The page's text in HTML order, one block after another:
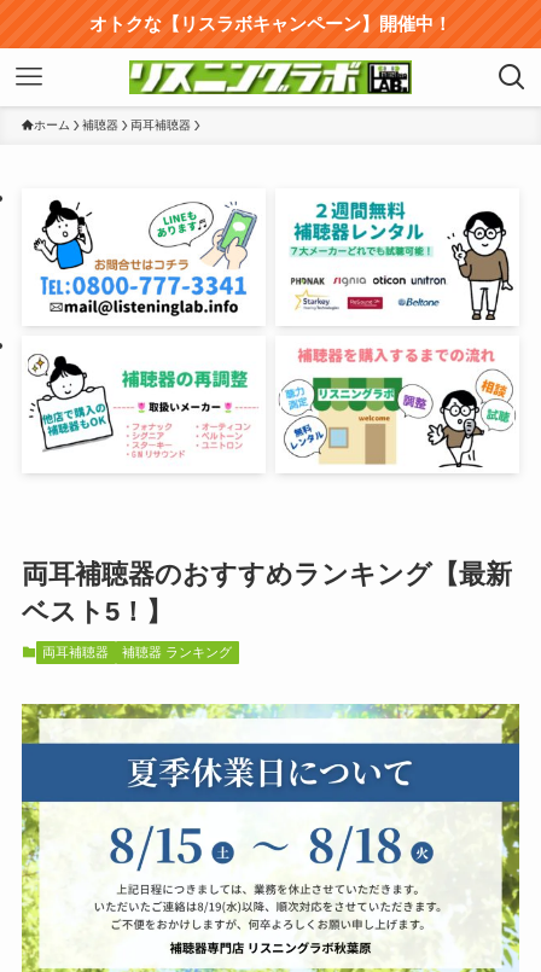
オトクな【リスラボキャンペーン】開催中！
ホーム 補聴器 両耳補聴器
両耳補聴器のおすすめランキング【最新
ベスト5！】
両耳補聴器 補聴器 ランキング